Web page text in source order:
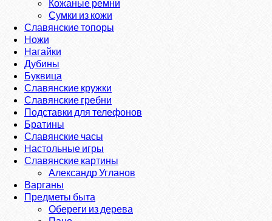
Кожаные ремни
Сумки из кожи
Славянские топоры
Ножи
Нагайки
Дубины
Буквица
Славянские кружки
Славянские гребни
Подставки для телефонов
Братины
Славянские часы
Настольные игры
Славянские картины
Александр Угланов
Варганы
Предметы быта
Обереги из дерева